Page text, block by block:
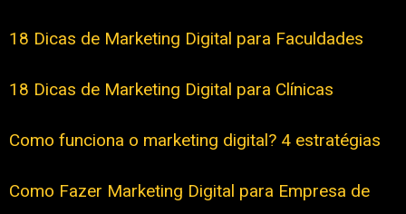
18 Dicas de Marketing Digital para Faculdades
18 Dicas de Marketing Digital para Clínicas
Como funciona o marketing digital? 4 estratégias
Como Fazer Marketing Digital para Empresa de